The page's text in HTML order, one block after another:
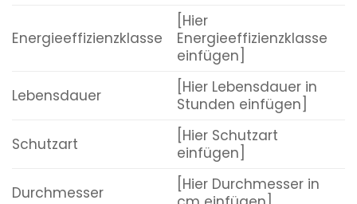
Energieeffizienzklasse
[Hier
Energieeffizienzklasse
einfügen]
Lebensdauer
[Hier Lebensdauer in
Stunden einfügen]
Schutzart
[Hier Schutzart
einfügen]
Durchmesser
[Hier Durchmesser in